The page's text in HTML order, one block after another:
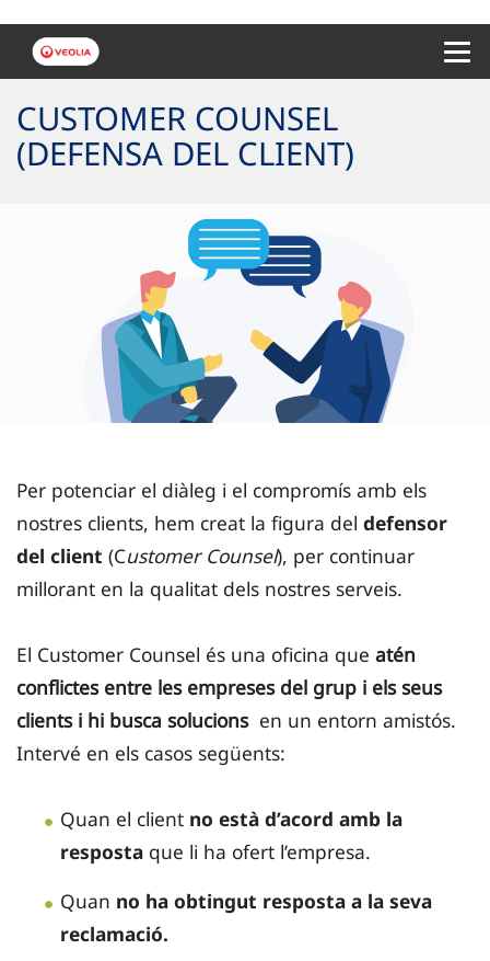
CUSTOMER COUNSEL
(DEFENSA DEL CLIENT)
Per potenciar el diàleg i el compromís amb els
nostres clients, hem creat la figura del defensor
del client (Customer Counsel), per continuar
millorant en la qualitat dels nostres serveis.
El Customer Counsel és una oficina que atén
conflictes entre les empreses del grup i els seus
clients i hi busca solucions en un entorn amistós.
Intervé en els casos següents:
Quan el client no està d’acord amb la
resposta que li ha ofert l’empresa.
Quan no ha obtingut resposta a la seva
reclamació.